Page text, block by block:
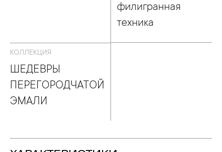
филигранная
техника
КОЛЛЕКЦИЯ
ШЕДЕВРЫ
ПЕРЕГОРОДЧАТОЙ
ЭМАЛИ